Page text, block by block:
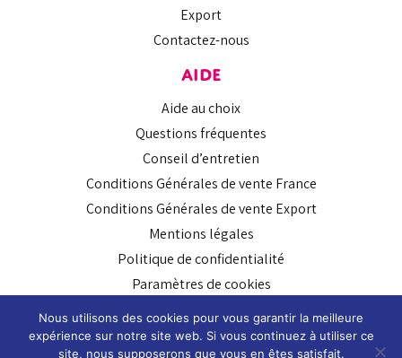
Export
Contactez-nous
AIDE
Aide au choix
Questions fréquentes
Conseil d’entretien
Conditions Générales de vente France
Conditions Générales de vente Export
Mentions légales
Politique de confidentialité
Paramètres de cookies
SUIVEZ-NOUS
Nous utilisons des cookies pour vous garantir la meilleure
expérience sur notre site web. Si vous continuez à utiliser ce
site, nous supposerons que vous en êtes satisfait.